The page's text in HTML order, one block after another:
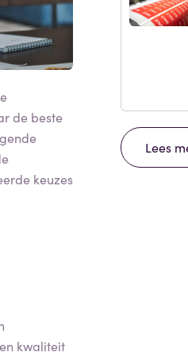
de beste
keuzes
kwaliteit
Lees